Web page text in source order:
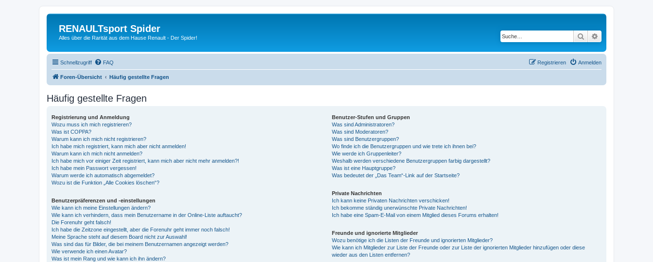
RENAULTsport Spider
Alles über die Rarität aus dem Hause Renault - Der Spider! Suche
Schnellzugriff FAQ Anmelden
Registrieren
Foren-Übersicht Häufig gestellte Fragen
Häufig gestellte Fragen
Registrierung und Anmeldung
Wozu muss ich mich registrieren?
Was ist COPPA?
Warum kann ich mich nicht registrieren?
Ich habe mich registriert, kann mich aber nicht anmelden!
Warum kann ich mich nicht anmelden?
Ich habe mich vor einiger Zeit registriert, kann mich aber nicht mehr anmelden?!
Ich habe mein Passwort vergessen!
Warum werde ich automatisch abgemeldet?
Wozu ist die Funktion „Alle Cookies löschen“?
Benutzerpräferenzen und -einstellungen
Wie kann ich meine Einstellungen ändern?
Wie kann ich verhindern, dass mein Benutzername in der Online-Liste auftaucht?
Die Forenuhr geht falsch!
Ich habe die Zeitzone eingestellt, aber die Forenuhr geht immer noch falsch!
Meine Sprache steht auf diesem Board nicht zur Auswahl!
Was sind das für Bilder, die bei meinem Benutzernamen angezeigt werden?
Wie verwende ich einen Avatar?
Was ist mein Rang und wie kann ich ihn ändern?
Benutzer-Stufen und Gruppen
Was sind Administratoren?
Was sind Moderatoren?
Was sind Benutzergruppen?
Wo finde ich die Benutzergruppen und wie trete ich ihnen bei?
Wie werde ich Gruppenleiter?
Weshalb werden verschiedene Benutzergruppen farbig dargestellt?
Was ist eine Hauptgruppe?
Was bedeutet der „Das Team“-Link auf der Startseite?
Private Nachrichten
Ich kann keine Privaten Nachrichten verschicken!
Ich bekomme ständig unerwünschte Private Nachrichten!
Ich habe eine Spam-E-Mail von einem Mitglied dieses Forums erhalten!
Freunde und ignorierte Mitglieder
Wozu benötige ich die Listen der Freunde und ignorierten Mitglieder?
Wie kann ich Mitglieder zur Liste der Freunde oder zur Liste der ignorierten Mitglieder hinzufügen oder diese
wieder aus den Listen entfernen?